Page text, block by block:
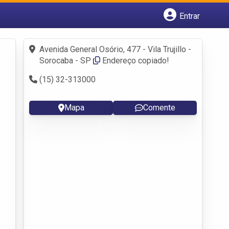
Entrar
Fazer login
Criar conta
Avenida General Osório, 477 - Vila Trujillo -
Sorocaba - SP
Endereço copiado!
(15) 32-313000
Mapa Comente